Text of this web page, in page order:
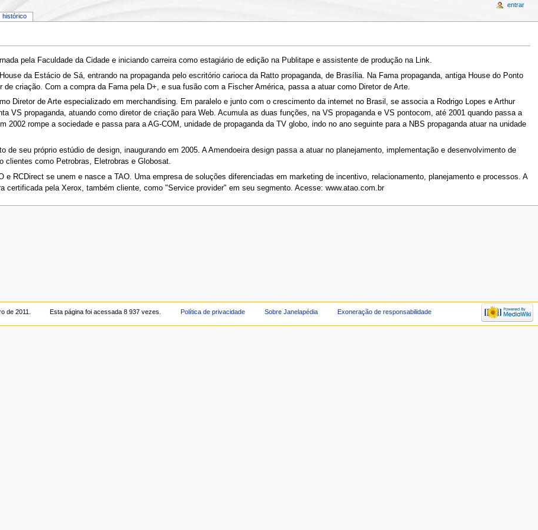
pela Faculdade da Cidade e iniciando carreira como estagiário de edição na Publitape e assistente de produção na Link.
da Estácio de Sá, entrando na propaganda pelo escritório carioca da Ratto propaganda, de Brasília. Na Fama propaganda, antiga House do Ponto
criação. Com a compra da Fama pela D+, e sua fusão com a Fischer América, passa a atuar como Diretor de Arte.
Diretor de Arte especializado em merchandising. Em paralelo e junto com o crescimento da internet no Brasil, se associa a Rodrigo Lopes e Arthur
VS propaganda, atuando como diretor de criação para Web. Acumula as duas funções, na VS propaganda e VS pontocom, até 2001 quando passa a
2002 rompe a sociedade e passa para a AG-COM, unidade de propaganda da TV globo, indo no ano seguinte para a NBS propaganda atuar na unidade
de seu próprio estúdio de design, inaugurando em 2005. A Amendoeira design passa a atuar no planejamento, implementação e desenvolvimento de
clientes como Petrobras, Eletrobras e Globosat.
e RCDirect se unem e nasce a TAO. Uma empresa de soluções diferenciadas em marketing de incentivo, relacionamento, planejamento e processos. A
certificada pela Xerox, também cliente, como "Service provider" em seu segmento. Acesse: www.atao.com.br
histórico
entrar
de 2011. Esta página foi acessada 8 937 vezes. Política de privacidade Sobre Janelapédia Exoneração de responsabilidade